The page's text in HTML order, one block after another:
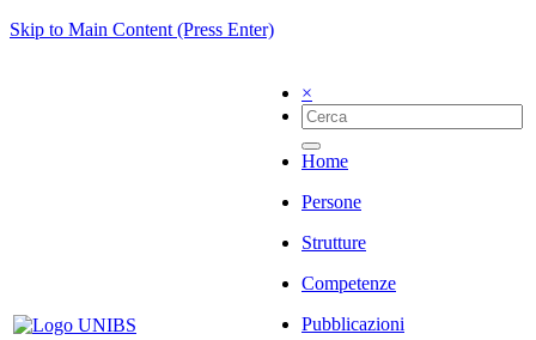
Skip to Main Content (Press Enter)
×
Home
Persone
Strutture
Competenze
Pubblicazioni